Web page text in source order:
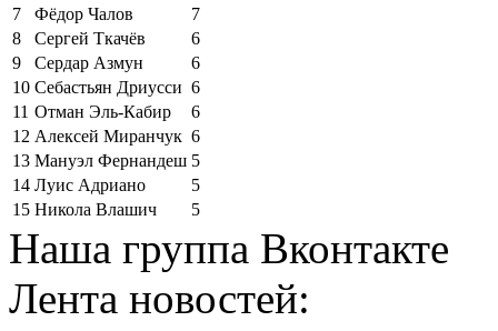
7
Фёдор Чалов
7
8
Сергей Ткачёв
6
9
Сердар Азмун
6
10 Себастьян Дриусси 6
11 Отман Эль-Кабир
6
12 Алексей Миранчук 6
13 Мануэл Фернандеш 5
14 Луис Адриано
5
15 Никола Влашич 5
Наша группа Вконтакте
Лента новостей: